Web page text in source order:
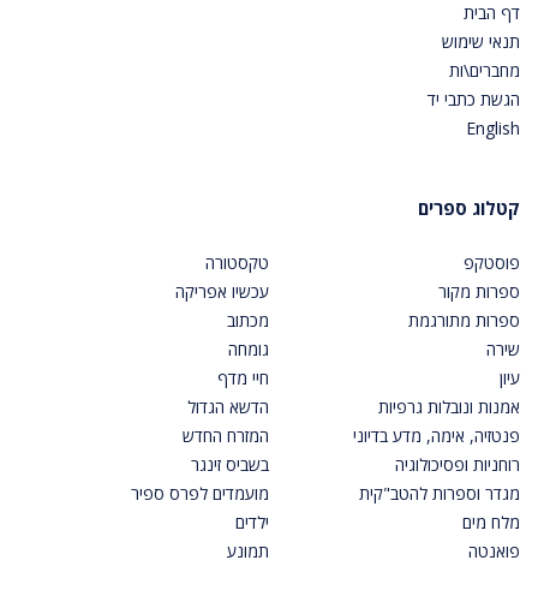
דף הבית
תנאי שימוש
מחברים\ות
הגשת כתבי יד
English
קטלוג ספרים
פוסטקפ
ספרות מקור
ספרות מתורגמת
שירה
עיון
אמנות ונובלות גרפיות
פנטזיה, אימה, מדע בדיוני
רוחניות ופסיכולוגיה
מגדר וספרות להטב"קית
מלח מים
פואנטה
טקסטורה
עכשיו אפריקה
מכתוב
גומחה
חיי מדף
הדשא הגדול
המזרח החדש
בשביס זינגר
מועמדים לפרס ספיר
ילדים
תמונע